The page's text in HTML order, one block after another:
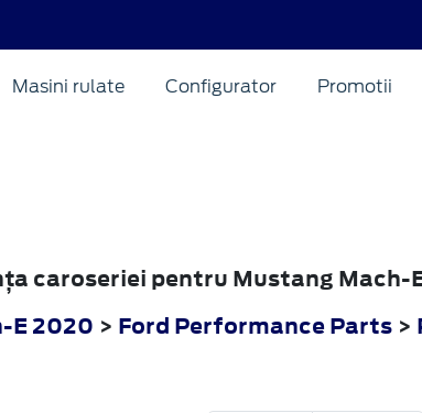
Masini rulate Configurator Promotii
caroseriei pentru Mustang Mach-
E 2020 > Ford Performance Parts >